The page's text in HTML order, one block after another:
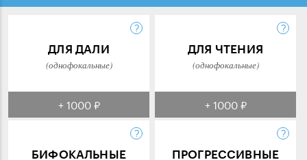
ДЛЯ ДАЛИ
(однофокальные)
+ 1000 ₽
ДЛЯ ЧТЕНИЯ
(однофокальные)
+ 1000 ₽
БИФОКАЛЬНЫЕ ПРОГРЕССИВНЫЕ